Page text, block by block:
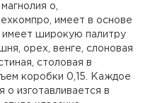
о,
имеет в основе
имеет широкую палитру
орех, венге, слоновая
столовая в
коробки 0,15. Каждое
о изготавливается в